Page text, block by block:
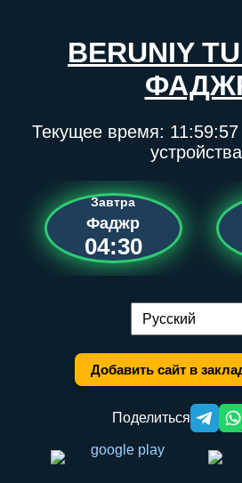
BERUNIY
Текущее время: 11:59:57
Завтра
Фаджр
04:30
Переключение
Добавить сайт в
Поделиться